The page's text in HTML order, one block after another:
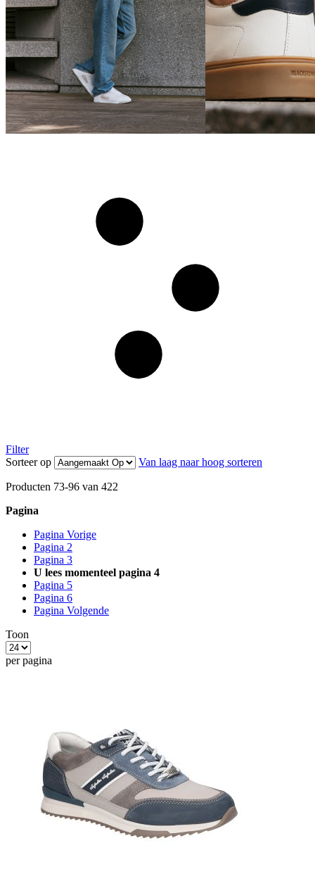
Filter
Sorteer op
Van laag naar hoog sorteren
Producten 73-96 van 422
Pagina
Pagina Vorige
Pagina 2
Pagina 3
U lees momenteel pagina 4
Pagina 5
Pagina 6
Pagina Volgende
Toon
per pagina